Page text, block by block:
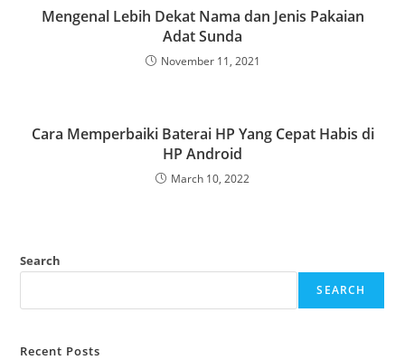
Mengenal Lebih Dekat Nama dan Jenis Pakaian
Adat Sunda
November 11, 2021
Cara Memperbaiki Baterai HP Yang Cepat Habis di
HP Android
March 10, 2022
Search
SEARCH
Recent Posts